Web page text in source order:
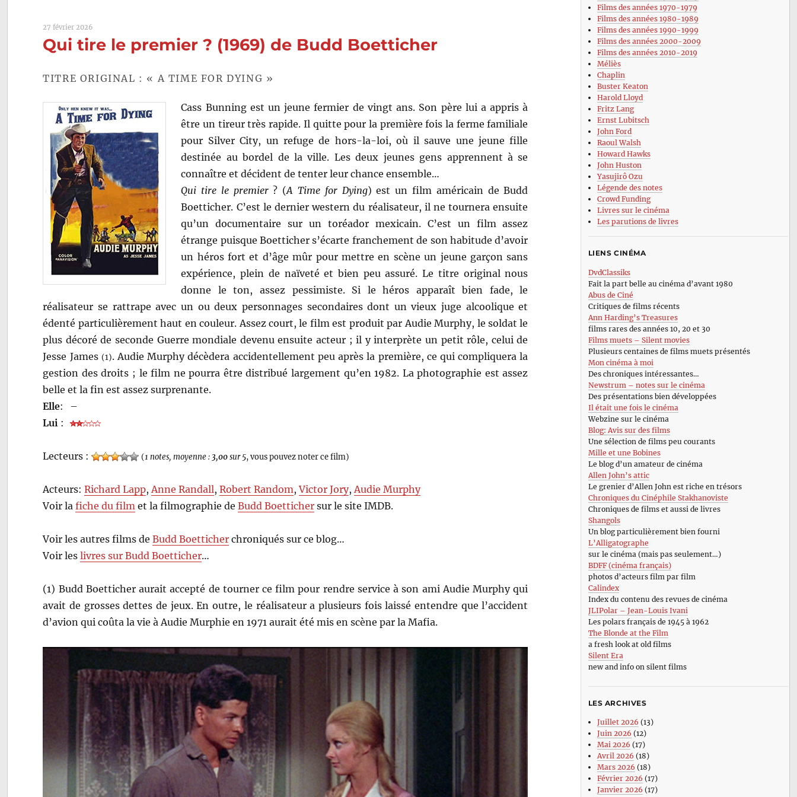
27 février 2026
Qui tire le premier ? (1969) de Budd Boetticher
TITRE ORIGINAL : « A TIME FOR DYING »
Cass Bunning est un jeune fermier de vingt ans. Son père lui a appris à
être un tireur très rapide. Il quitte pour la première fois la ferme familiale
pour Silver City, un refuge de hors-la-loi, où il sauve une jeune fille
destinée au bordel de la ville. Les deux jeunes gens apprennent à se
connaître et décident de tenter leur chance ensemble…
Qui tire le premier? (A Time for Dying) est un film américain de Budd
Boetticher. C’est le dernier western du réalisateur, il ne tournera ensuite
qu’un documentaire sur un toréador mexicain. C’est un film assez
étrange puisque Boetticher s’écarte franchement de son habitude d’avoir
un héros fort et d’âge mûr pour mettre en scène un jeune garçon sans
expérience, plein de naïveté et bien peu assuré. Le titre original nous
donne le ton, assez pessimiste. Si le héros apparaît bien fade, le
réalisateur se rattrape avec un ou deux personnages secondaires dont un vieux juge alcoolique et
édenté particulièrement haut en couleur. Assez court, le film est produit par Audie Murphy, le soldat le
plus décoré de seconde Guerre mondiale devenu ensuite acteur ; il y interprète un petit rôle, celui de
Jesse James (1). Audie Murphy décèdera accidentellement peu après la première, ce qui compliquera la
gestion des droits ; le film ne pourra être distribué largement qu’en 1982. La photographie est assez
belle et la fin est assez surprenante.
Elle:
–
Lui :
Lecteurs : (1 notes, moyenne : 3,00sur 5, vous pouvez noter ce film)
Acteurs:Richard Lapp, Anne Randall,Robert Random,Victor Jory, Audie Murphy
Voir lafiche du film et la filmographie deBudd Boetticher sur le site IMDB.
Voir les autres films deBudd Boetticher chroniqués sur ce blog…
Voir leslivres sur Budd Boetticher…
(1) Budd Boetticher aurait accepté de tourner ce film pour rendre service à son ami Audie Murphy qui
avait de grosses dettes de jeux. En outre, le réalisateur a plusieurs fois laissé entendre que l’accident
d’avion qui coûta la vie à Audie Murphie en 1971 aurait été mis en scène par la Mafia.
Films des années 1970-1979
Films des années 1980-1989
Films des années 1990-1999
Films des années 2000-2009
Films des années 2010-2019
Méliès
Chaplin
Buster Keaton
Harold Lloyd
Fritz Lang
Ernst Lubitsch
John Ford
Raoul Walsh
Howard Hawks
John Huston
Yasujirô Ozu
Légende des notes
Crowd Funding
Livres sur le cinéma
Les parutions de livres
LIENS CINÉMA
DvdClassiks
Fait la part belle au cinéma d’avant 1980
Abus de Ciné
Critiques de films récents
Ann Harding’s Treasures
films rares des années 10, 20 et 30
Films muets – Silent movies
Plusieurs centaines de films muets présentés
Mon cinéma à moi
Des chroniques intéressantes…
Newstrum – notes sur le cinéma
Des présentations bien développées
Il était une fois le cinéma
Webzine sur le cinéma
Blog: Avis sur des films
Une sélection de films peu courants
Mille et une Bobines
Le blog d’un amateur de cinéma
Allen John’s attic
Le grenier d’Allen John est riche en trésors
Chroniques du Cinéphile Stakhanoviste
Chroniques de films et aussi de livres
Shangols
Un blog particulièrement bien fourni
L’Alligatographe
sur le cinéma (mais pas seulement…)
BDFF (cinéma français)
photos d’acteurs film par film
Calindex
Index du contenu des revues de cinéma
JLIPolar – Jean-Louis Ivani
Les polars français de 1945 à 1962
The Blonde at the Film
a fresh look at old films
Silent Era
new and info on silent films
LES ARCHIVES
Juillet 2026 (13)
Juin 2026 (12)
Mai 2026 (17)
Avril 2026 (18)
Mars 2026 (18)
Février 2026 (17)
Janvier 2026 (17)